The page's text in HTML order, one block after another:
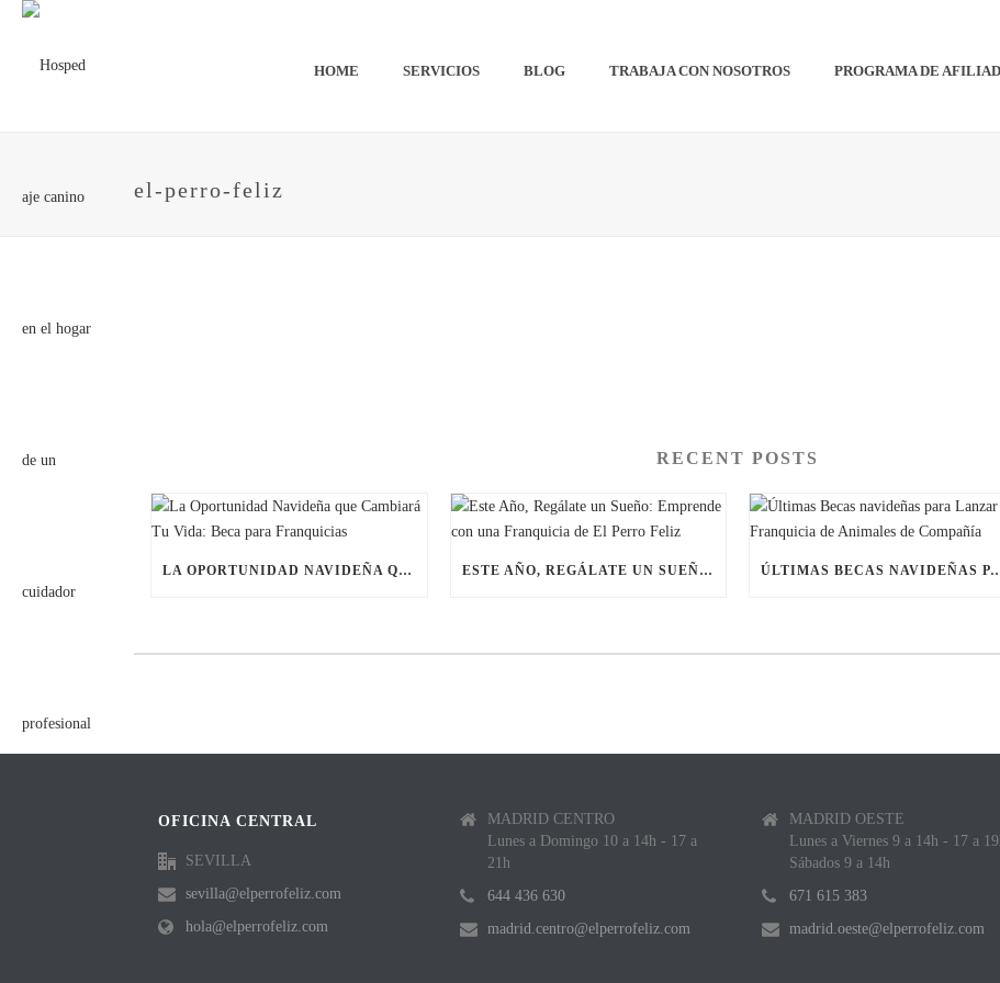
HOME SERVICIOS BLOG TRABAJA CON NOSOTROS PROGRAMA DE
el-perro-feliz
RECENT POSTS
LA OPORTUNIDAD NAVIDEÑA QUE CAMBIARÁ TU VIDA: BECA PARA FRANQUICIAS ESTE AÑO, REGÁLATE UN SUEÑO: EMPRENDE CON UNA FRANQUICIA DE EL PERRO FELIZ ÚLTIMAS BECAS NAVIDEÑAS PARA LANZAR TU
OFICINA CENTRAL
SEVILLA
sevilla@elperrofeliz.com
hola@elperrofeliz.com
MADRID CENTRO
Lunes a Domingo 10 a 14h - 17 a
21h
644 436 630
madrid.centro@elperrofeliz.com
MADRID OESTE
Lunes a Viernes 9 a 14h - 17 a
Sábados 9 a 14h
671 615 383
madrid.oeste@elperrofeliz.com